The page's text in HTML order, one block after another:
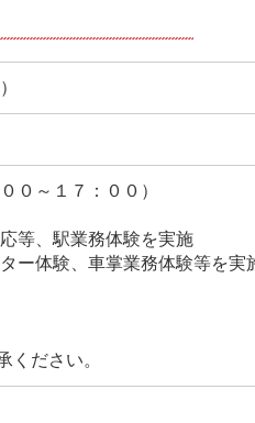
０～１７：００）
等、駅業務体験を実施
体験、車掌業務体験等を実
ださい。